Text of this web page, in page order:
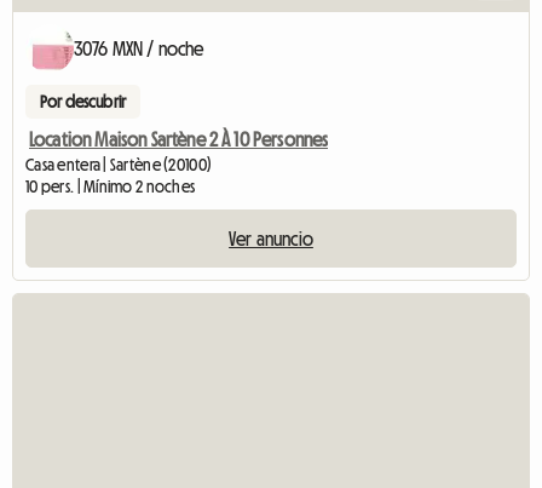
3076 MXN / noche
Por descubrir
Location Maison Sartène 2 À 10 Personnes
Casa entera | Sartène (20100)
10 pers. | Mínimo 2 noches
Ver anuncio